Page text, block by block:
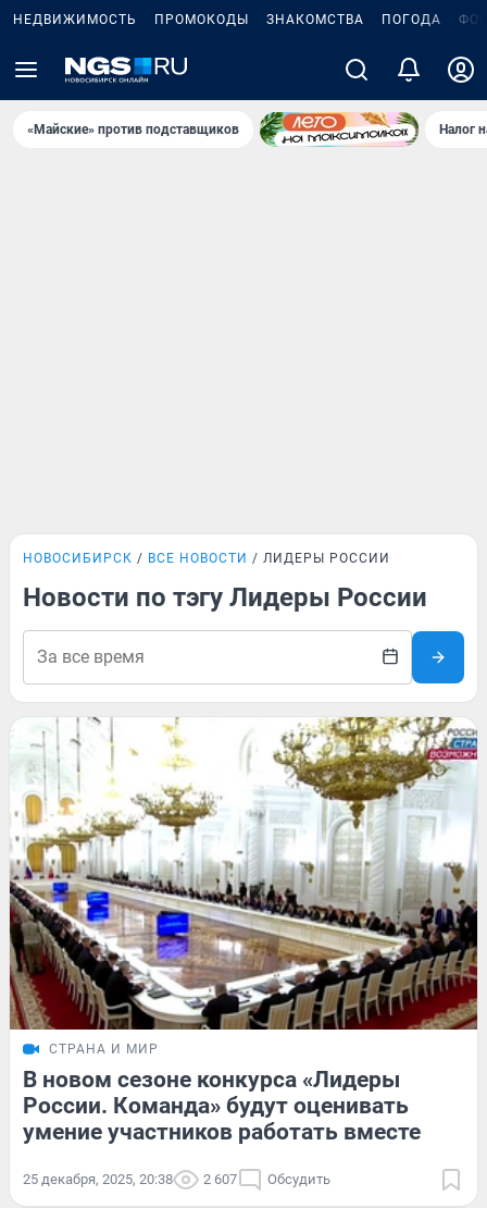
НЕДВИЖИМОСТЬ ПРОМОКОДЫ ЗНАКОМСТВА ПОГОДА
«Майские» против подставщиков Налог
НОВОСИБИРСК ВСЕ НОВОСТИ ЛИДЕРЫ РОССИИ
Новости по тэгу Лидеры России
СТРАНА И МИР
В новом сезоне конкурса «Лидеры
России. Команда» будут оценивать
умение участников работать вместе
25 декабря, 2025, 20:38 2 607 Обсудить